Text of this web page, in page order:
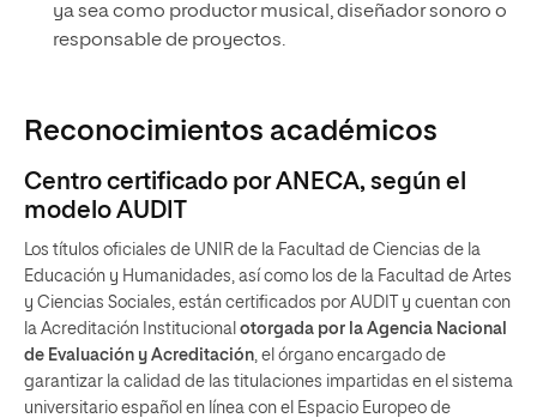
ya sea como productor musical, diseñador sonoro o
responsable de proyectos.
Reconocimientos académicos
Centro certificado por ANECA, según el
modelo AUDIT
Los títulos oficiales de UNIR de la Facultad de Ciencias de la
Educación y Humanidades, así como los de la Facultad de Artes
y Ciencias Sociales, están certificados por AUDIT y cuentan con
la Acreditación Institucional otorgada por la Agencia Nacional
de Evaluación y Acreditación, el órgano encargado de
garantizar la calidad de las titulaciones impartidas en el sistema
universitario español en línea con el Espacio Europeo de